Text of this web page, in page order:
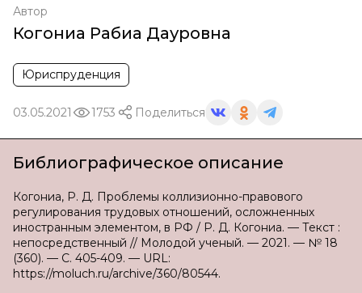
Автор
Когониа Рабиа Дауровна
Юриспруденция
03.05.2021 1753 Поделиться
Библиографическое описание
Когониа, Р. Д. Проблемы коллизионно-правового
регулирования трудовых отношений, осложненных
иностранным элементом, в РФ / Р. Д. Когониа. — Текст :
непосредственный // Молодой ученый. — 2021. — № 18
(360). — С. 405-409. — URL:
https://moluch.ru/archive/360/80544.